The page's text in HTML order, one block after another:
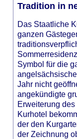
Tradition in
Das Staatliche
ganzen
Symbol für die
Jahr nicht
angekündigte
Erweiterung
Kurhotel
der den
der Zeichnung